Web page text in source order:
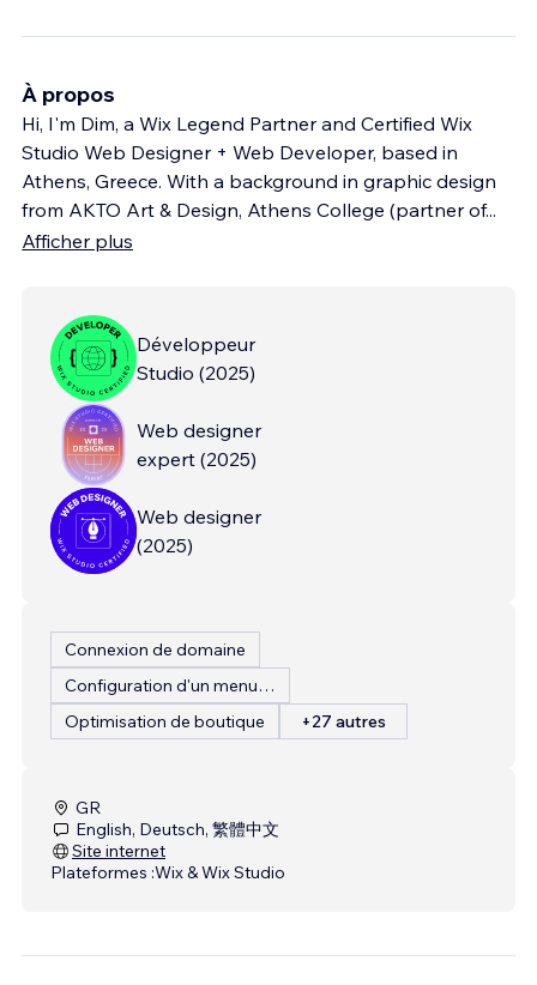
À propos
Hi, I'm Dim, a Wix Legend Partner and Certified Wix
Studio Web Designer + Web Developer, based in
Athens, Greece. With a background in graphic design
from AKTO Art & Design, Athens College (partner of...
Afficher plus
Développeur
Studio (2025)
Web designer
expert (2025)
Web designer
(2025)
Connexion de domaine
Configuration d'un menu de restaurant
Optimisation de boutique
+27 autres
GR
English, Deutsch, 繁體中文
Site internet
Plateformes :Wix & Wix Studio